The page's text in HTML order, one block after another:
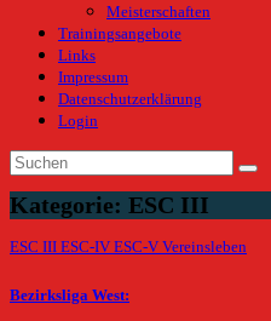
Meisterschaften
Trainingsangebote
Links
Impressum
Datenschutzerklärung
Login
Kategorie: ESC III
ESC III ESC-IV ESC-V Vereinsleben
Bezirksliga West: